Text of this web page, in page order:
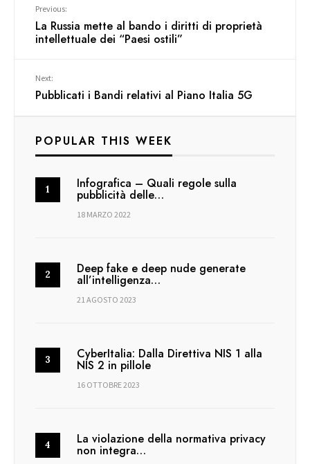
Previous:
La Russia mette al bando i diritti di proprietà
intellettuale dei “Paesi ostili”
Next:
Pubblicati i Bandi relativi al Piano Italia 5G
POPULAR THIS WEEK
Infografica – Quali regole sulla
pubblicità delle…
18 MARZO 2022
Deep fake e deep nude generate
all’intelligenza…
21 AGOSTO 2023
CyberItalia: Dalla Direttiva NIS 1 alla
NIS 2 in pillole
16 OTTOBRE 2023
La violazione della normativa privacy
non integra…